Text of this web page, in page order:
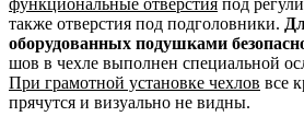
также отверстия под подголовники.
оборудованных подушками
шов в чехле выполнен специальной
При грамотной установке чехлов все
прячутся и визуально не видны.